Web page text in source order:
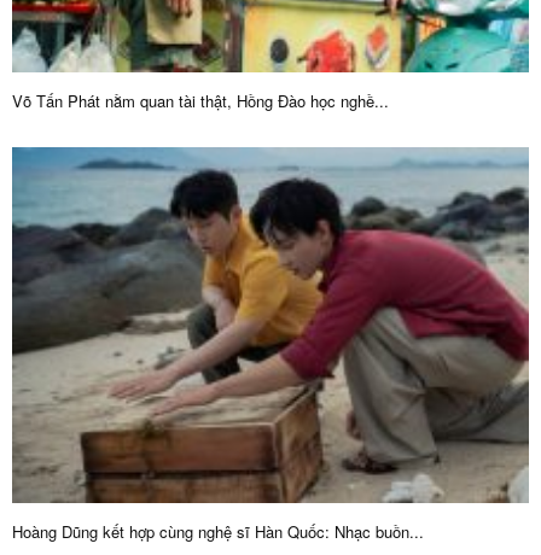
Võ Tấn Phát nằm quan tài thật, Hồng Đào học nghề...
Hoàng Dũng kết hợp cùng nghệ sĩ Hàn Quốc: Nhạc buồn...